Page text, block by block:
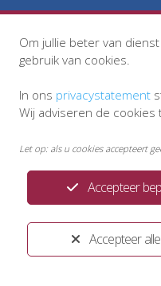
Privacystatement
Accepteer
Accepteer
Om jullie beter van
gebruik van cookies.
In ons privacystatement
Wij adviseren de
Let op: als u cookies accepteert